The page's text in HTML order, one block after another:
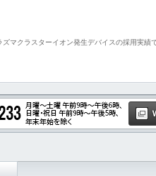
マクラスターイオン発生デバイスの採用実績